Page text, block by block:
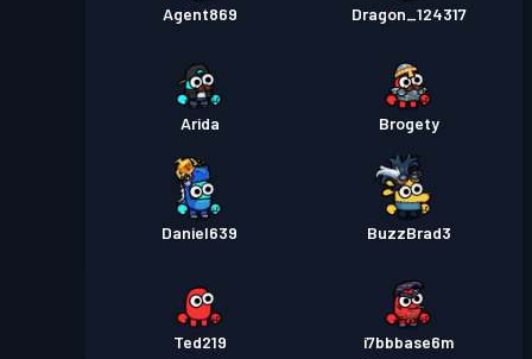
Agent869 Dragon_124317
Arida Brogety
Daniel639 BuzzBrad3
Ted219 i7bbbase6m